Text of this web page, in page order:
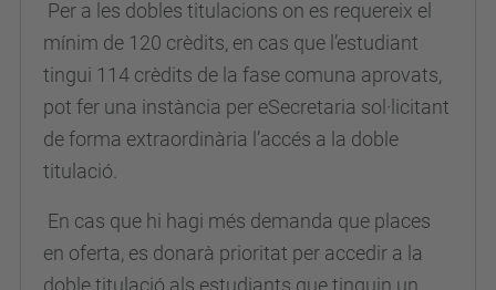
Per a les dobles titulacions on es requereix el
mínim de 120 crèdits, en cas que l’estudiant
tingui 114 crèdits de la fase comuna aprovats,
pot fer una instància per eSecretaria sol·licitant
de forma extraordinària l’accés a la doble
titulació.
En cas que hi hagi més demanda que places
en oferta, es donarà prioritat per accedir a la
doble titulació als estudiants que tinguin un